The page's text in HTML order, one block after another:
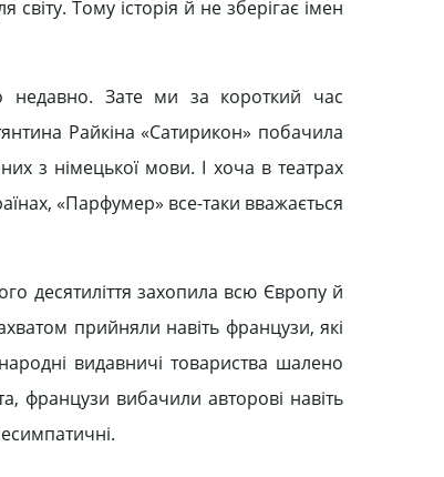
Тому історія й не зберігає імен
недавно. Зате ми за короткий час
Райкіна «Сатирикон» побачила
з німецької мови. І хоча в театрах
«Парфумер» все-таки вважається
десятиліття захопила всю Європу й
прийняли навіть французи, які
видавничі товариства шалено
французи вибачили авторові навіть